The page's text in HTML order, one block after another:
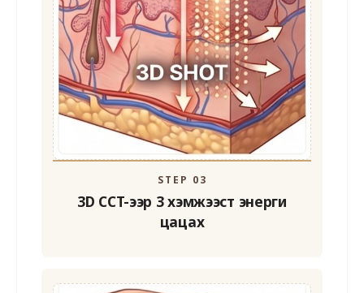
STEP 03
3D CCT-ээр 3 хэмжээст энерги
цацах